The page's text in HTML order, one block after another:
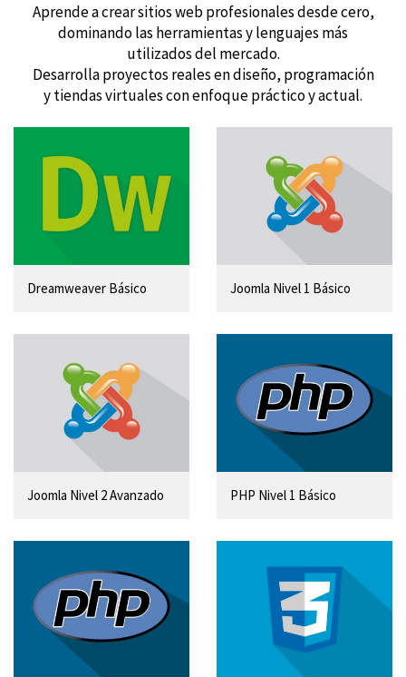
Aprende a crear sitios web profesionales desde cero,
dominando las herramientas y lenguajes más
utilizados del mercado.
Desarrolla proyectos reales en diseño, programación
y tiendas virtuales con enfoque práctico y actual.
Dreamweaver Básico Joomla Nivel 1 Básico
Joomla Nivel 2 Avanzado PHP Nivel 1 Básico